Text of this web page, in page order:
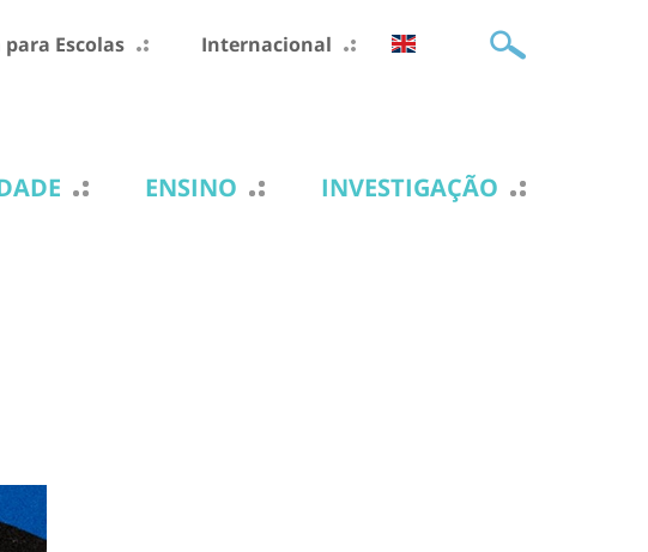
Escolas Internacional
ENSINO INVESTIGAÇÃO